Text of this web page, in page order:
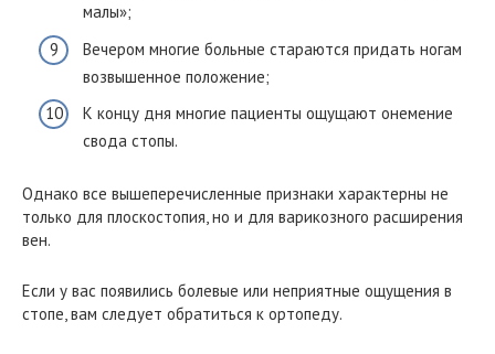
малы»;
Вечером многие больные стараются придать ногам
возвышенное положение;
К концу дня многие пациенты ощущают онемение
свода стопы.
Однако все вышеперечисленные признаки характерны не
только для плоскостопия, но и для варикозного расширения
вен.
Если у вас появились болевые или неприятные ощущения в
стопе, вам следует обратиться к ортопеду.